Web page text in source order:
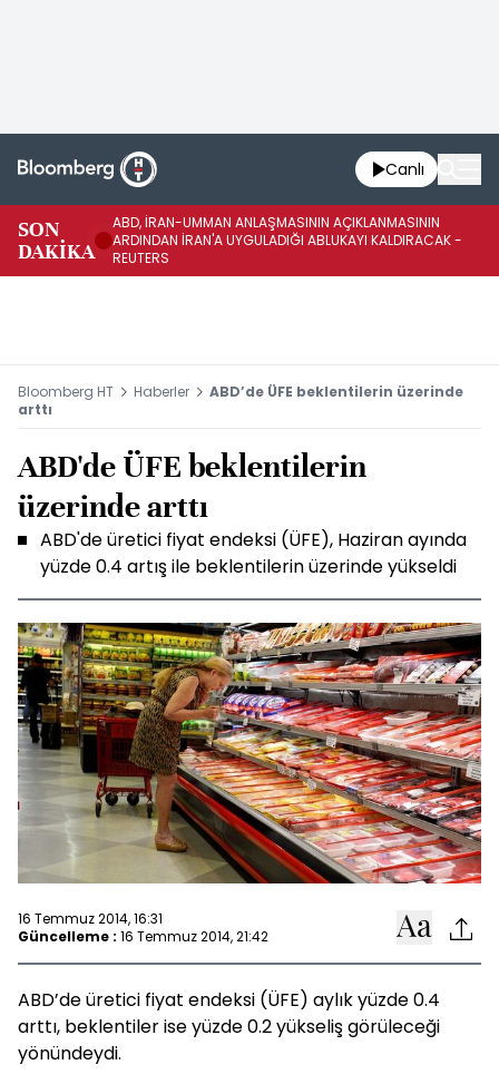
Canlı
SON
DAKİKA
ABD, İRAN-UMMAN ANLAŞMASININ AÇIKLANMASININ
ARDINDAN İRAN'A UYGULADIĞI ABLUKAYI KALDIRACAK -
REUTERS
Bloomberg HT Haberler
ABD’de ÜFE beklentilerin üzerinde
arttı
ABD'de ÜFE beklentilerin
üzerinde arttı
ABD'de üretici fiyat endeksi (ÜFE), Haziran ayında
yüzde 0.4 artış ile beklentilerin üzerinde yükseldi
16 Temmuz 2014, 16:31
Güncelleme : 16 Temmuz 2014, 21:42
ABD’de üretici fiyat endeksi (ÜFE) aylık yüzde 0.4
arttı, beklentiler ise yüzde 0.2 yükseliş görüleceği
yönündeydi.